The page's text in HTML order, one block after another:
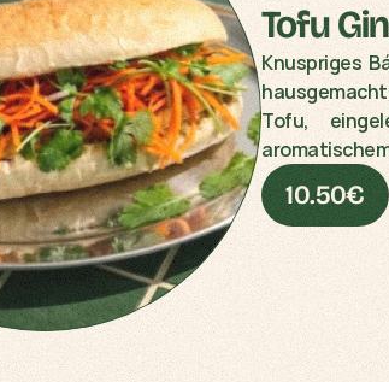
Knuspriges
Tofu,
10.50€